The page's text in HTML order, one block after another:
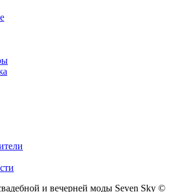
и вечерней моды Seven Sky ©